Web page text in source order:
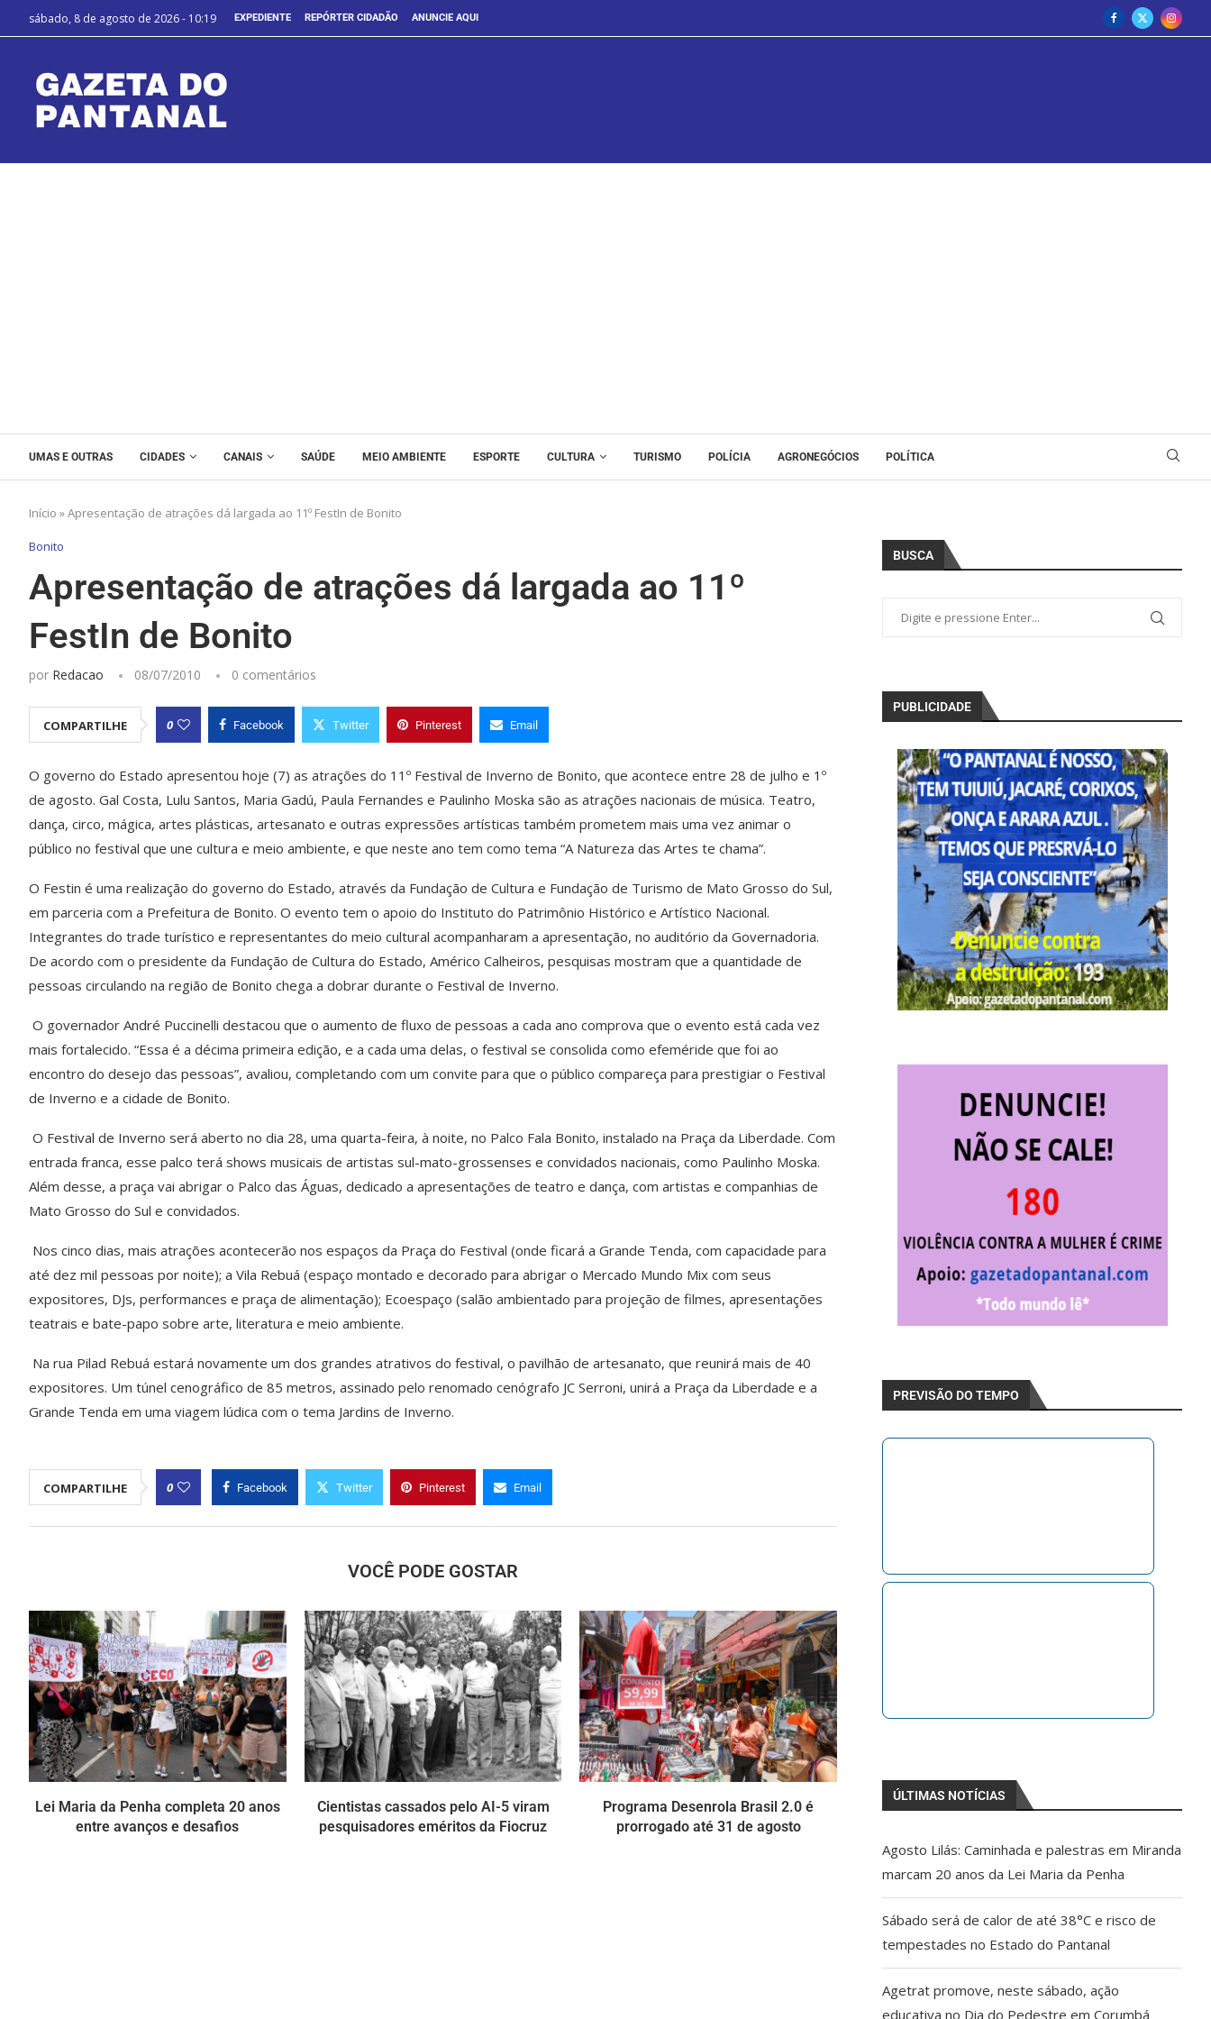
sábado, 8 de agosto de 2026 - 10:19 EXPEDIENTE REPÓRTER CIDADÃO ANUNCIE AQUI
UMAS E OUTRAS CIDADES CANAIS SAÚDE MEIO AMBIENTE ESPORTE CULTURA TURISMO POLÍCIA AGRONEGÓCIOS POLÍTICA
Início »Apresentação de atrações dá largada ao 11º FestIn de Bonito
Bonito
Apresentação de atrações dá largada ao 11º
FestIn de Bonito
por Redacao 08/07/2010 0 comentários
COMPARTILHE 0 Facebook Twitter Pinterest Email
O governo do Estado apresentou hoje (7) as atrações do 11º Festival de Inverno de Bonito, que acontece entre 28 de julho e 1º
de agosto. Gal Costa, Lulu Santos, Maria Gadú, Paula Fernandes e Paulinho Moska são as atrações nacionais de música. Teatro,
dança, circo, mágica, artes plásticas, artesanato e outras expressões artísticas também prometem mais uma vez animar o
público no festival que une cultura e meio ambiente, e que neste ano tem como tema “A Natureza das Artes te chama”.
O Festin é uma realização do governo do Estado, através da Fundação de Cultura e Fundação de Turismo de Mato Grosso do Sul,
em parceria com a Prefeitura de Bonito. O evento tem o apoio do Instituto do Patrimônio Histórico e Artístico Nacional.
Integrantes do trade turístico e representantes do meio cultural acompanharam a apresentação, no auditório da Governadoria.
De acordo com o presidente da Fundação de Cultura do Estado, Américo Calheiros, pesquisas mostram que a quantidade de
pessoas circulando na região de Bonito chega a dobrar durante o Festival de Inverno.
O governador André Puccinelli destacou que o aumento de fluxo de pessoas a cada ano comprova que o evento está cada vez
mais fortalecido. “Essa é a décima primeira edição, e a cada uma delas, o festival se consolida como efeméride que foi ao
encontro do desejo das pessoas”, avaliou, completando com um convite para que o público compareça para prestigiar o Festival
de Inverno e a cidade de Bonito.
O Festival de Inverno será aberto no dia 28, uma quarta-feira, à noite, no Palco Fala Bonito, instalado na Praça da Liberdade. Com
entrada franca, esse palco terá shows musicais de artistas sul-mato-grossenses e convidados nacionais, como Paulinho Moska.
Além desse, a praça vai abrigar o Palco das Águas, dedicado a apresentações de teatro e dança, com artistas e companhias de
Mato Grosso do Sul e convidados.
Nos cinco dias, mais atrações acontecerão nos espaços da Praça do Festival (onde ficará a Grande Tenda, com capacidade para
até dez mil pessoas por noite); a Vila Rebuá (espaço montado e decorado para abrigar o Mercado Mundo Mix com seus
expositores, DJs, performances e praça de alimentação); Ecoespaço (salão ambientado para projeção de filmes, apresentações
teatrais e bate-papo sobre arte, literatura e meio ambiente.
Na rua Pilad Rebuá estará novamente um dos grandes atrativos do festival, o pavilhão de artesanato, que reunirá mais de 40
expositores. Um túnel cenográfico de 85 metros, assinado pelo renomado cenógrafo JC Serroni, unirá a Praça da Liberdade e a
Grande Tenda em uma viagem lúdica com o tema Jardins de Inverno.
COMPARTILHE 0 Facebook Twitter Pinterest Email
VOCÊ PODE GOSTAR
Lei Maria da Penha completa 20 anos
entre avanços e desafios
Cientistas cassados pelo AI-5 viram
pesquisadores eméritos da Fiocruz
Programa Desenrola Brasil 2.0 é
prorrogado até 31 de agosto
BUSCA
PUBLICIDADE
PREVISÃO DO TEMPO
ÚLTIMAS NOTÍCIAS
Agosto Lilás: Caminhada e palestras em Miranda
marcam 20 anos da Lei Maria da Penha
Sábado será de calor de até 38°C e risco de
tempestades no Estado do Pantanal
Agetrat promove, neste sábado, ação
educativa no Dia do Pedestre em Corumbá